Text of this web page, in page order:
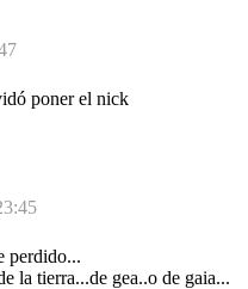
poner el nick
perdido...
la tierra...de gea..o de gaia...